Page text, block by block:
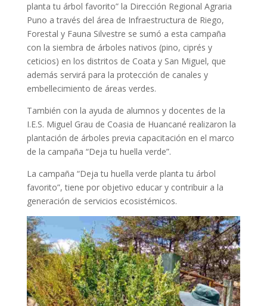
planta tu árbol favorito” la Dirección Regional Agraria
Puno a través del área de Infraestructura de Riego,
Forestal y Fauna Silvestre se sumó a esta campaña
con la siembra de árboles nativos (pino, ciprés y
ceticios) en los distritos de Coata y San Miguel, que
además servirá para la protección de canales y
embellecimiento de áreas verdes.
También con la ayuda de alumnos y docentes de la
I.E.S. Miguel Grau de Coasia de Huancané realizaron la
plantación de árboles previa capacitación en el marco
de la campaña “Deja tu huella verde”.
La campaña “Deja tu huella verde planta tu árbol
favorito”, tiene por objetivo educar y contribuir a la
generación de servicios ecosistémicos.